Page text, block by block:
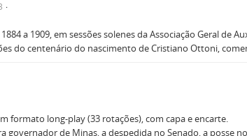
a 1909, em sessões solenes da Associação Geral de
do centenário do nascimento de Cristiano Ottoni,
formato long-play (33 rotações), com capa e encarte.
governador de Minas, a despedida no Senado, a posse